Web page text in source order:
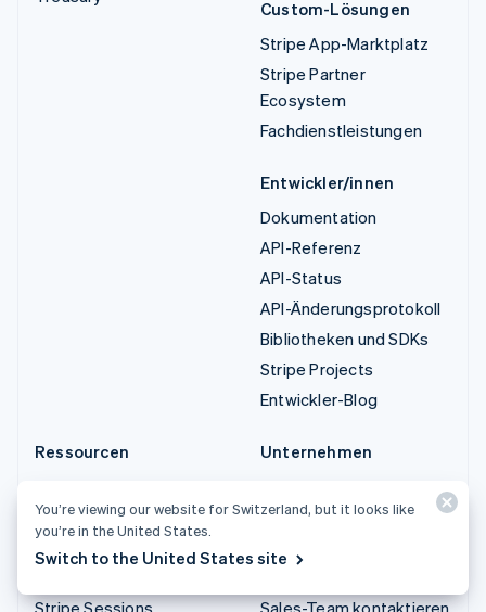
Custom-Lösungen
Stripe App-Marktplatz
Stripe Partner
Ecosystem
Fachdienstleistungen
Entwickler/innen
Dokumentation
API-Referenz
API-Status
API-Änderungsprotokoll
Bibliotheken und SDKs
Stripe Projects
Entwickler-Blog
Ressourcen
Kundenstories
Stripe Sessions
Unternehmen
Karriere
Sales-Team kontaktieren
You’re viewing our website for Switzerland, but it looks like
you’re in the United States.
Switch to the United States site